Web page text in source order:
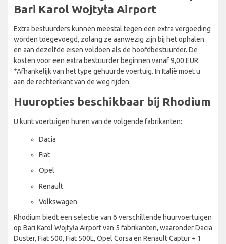
Bari Karol Wojtyła Airport
Extra bestuurders kunnen meestal tegen een extra vergoeding
worden toegevoegd, zolang ze aanwezig zijn bij het ophalen
en aan dezelfde eisen voldoen als de hoofdbestuurder. De
kosten voor een extra bestuurder beginnen vanaf 9,00 EUR.
*Afhankelijk van het type gehuurde voertuig. In Italië moet u
aan de rechterkant van de weg rijden.
Huuropties beschikbaar bij Rhodium
U kunt voertuigen huren van de volgende fabrikanten:
Dacia
Fiat
Opel
Renault
Volkswagen
Rhodium biedt een selectie van 6 verschillende huurvoertuigen
op Bari Karol Wojtyła Airport van 5 fabrikanten, waaronder Dacia
Duster, Fiat 500, Fiat 500L, Opel Corsa en Renault Captur + 1